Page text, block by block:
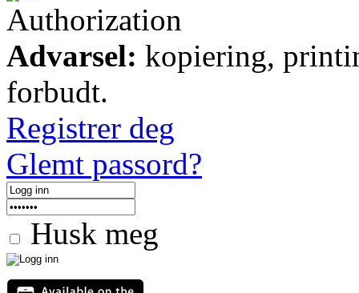
Authorization
Advarsel: kopiering,
forbudt.
Registrer deg
Glemt passord?
Husk meg